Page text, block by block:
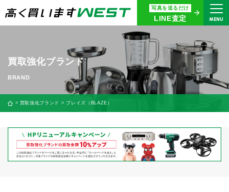
写真を送るだけ
LINE査定 MENU
まずはお気軽にお問い合わせ・
査定をご依頼ください
買取専用ダイヤル
0120-914-094
9:00〜18:30(年中無休)
24時間365日受付
買取に関する質問や相談もすぐにできて便利
簡単操作！LINE査定
買取強化ブランド
買取強化ブランド ブレイズ（BLAZE）